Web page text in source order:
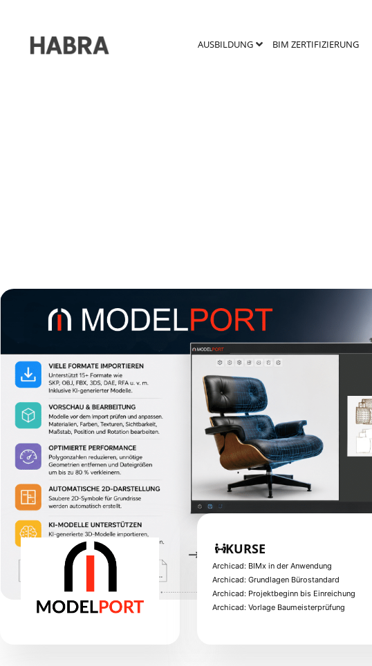
AUSBILDUNG BIM ZERTIFIZIERUNG
KURSE
Archicad: BIMx in der Anwendung
Archicad: Grundlagen Bürostandard
Archicad: Projektbeginn bis Einreichung
Archicad: Vorlage Baumeisterprüfung